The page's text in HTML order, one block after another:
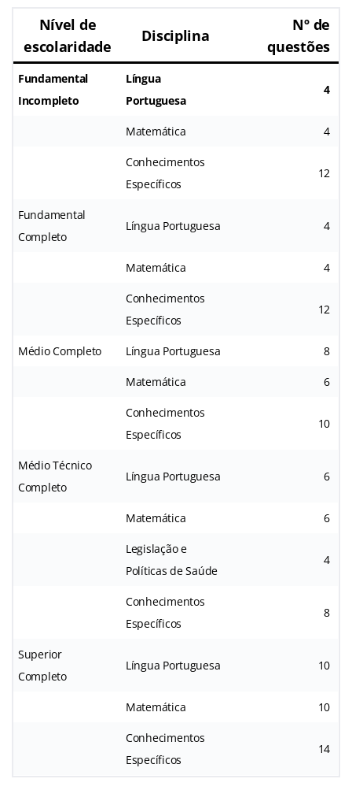
Nível de
escolaridade
Disciplina
Nº de
questões
Fundamental
Incompleto
Língua
Portuguesa
4
Matemática 4
Conhecimentos
Específicos
12
Fundamental
Completo
Língua Portuguesa 4
Matemática 4
Conhecimentos
Específicos
12
Médio Completo Língua Portuguesa 8
Matemática 6
Conhecimentos
Específicos
10
Médio Técnico
Completo
Língua Portuguesa 6
Matemática 6
Legislação e
Políticas de Saúde
4
Conhecimentos
Específicos
8
Superior
Completo
Língua Portuguesa 10
Matemática 10
Conhecimentos
Específicos
14